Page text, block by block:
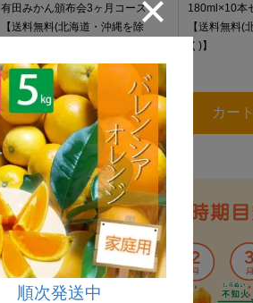
有田みかん頒布会3ヶ月コース
【送料無料(北海道・沖縄を除
11,070円(税込)
180ml×10本
【送料無料(
く)】
順次発送中